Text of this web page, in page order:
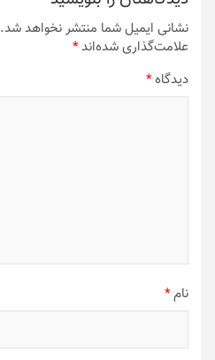
نشانی ایمیل شما منتشر نخواهد شد.
علامت‌گذاری شده‌اند*
دیدگاه*
نام*